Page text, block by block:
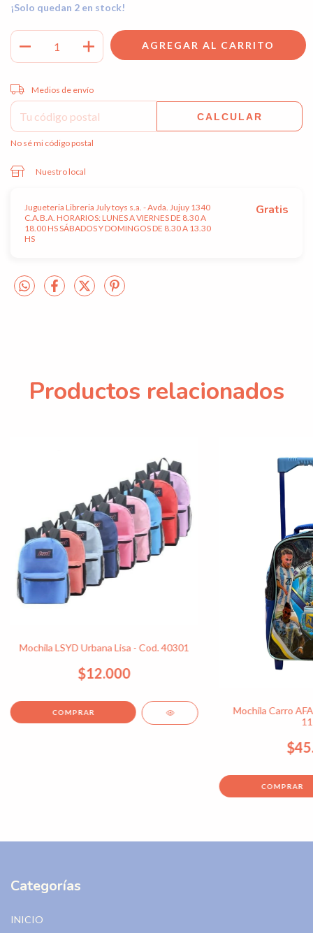
¡Solo quedan 2 en stock!
Entregas para el CP:
Medios de envío
CALCULAR
No sé mi código postal
Nuestro local
Jugueteria Libreria July toys s.a. - Avda. Jujuy 1340
C.A.B.A. HORARIOS: LUNES A VIERNES DE 8.30 A
18.00 HS SÁBADOS Y DOMINGOS DE 8.30 A 13.30
HS
Gratis
Productos relacionados
Mochila LSYD Urbana Lisa - Cod. 40301
$12.000
Mochila Carro
Categorías
INICIO